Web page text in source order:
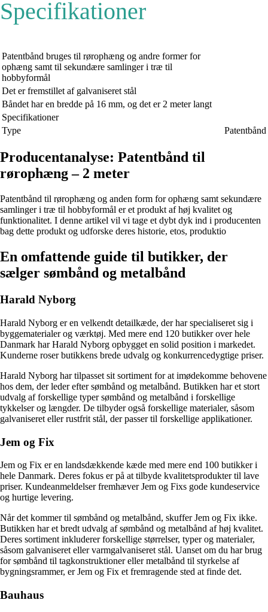
Specifikationer
Patentbånd bruges til rørophæng og andre former for
ophæng samt til sekundære samlinger i træ til
hobbyformål
Det er fremstillet af galvaniseret stål
Båndet har en bredde på 16 mm, og det er 2 meter langt
Specifikationer
Type
Patentbånd
Producentanalyse: Patentbånd til
rørophæng – 2 meter
Patentbånd til rørophæng og anden form for ophæng samt sekundære
samlinger i træ til hobbyformål er et produkt af høj kvalitet og
funktionalitet. I denne artikel vil vi tage et dybt dyk ind i producenten
bag dette produkt og udforske deres historie, etos, produktio
En omfattende guide til butikker, der
sælger sømbånd og metalbånd
Harald Nyborg
Harald Nyborg er en velkendt detailkæde, der har specialiseret sig i
byggematerialer og værktøj. Med mere end 120 butikker over hele
Danmark har Harald Nyborg opbygget en solid position i markedet.
Kunderne roser butikkens brede udvalg og konkurrencedygtige priser.
Harald Nyborg har tilpasset sit sortiment for at imødekomme behovene
hos dem, der leder efter sømbånd og metalbånd. Butikken har et stort
udvalg af forskellige typer sømbånd og metalbånd i forskellige
tykkelser og længder. De tilbyder også forskellige materialer, såsom
galvaniseret eller rustfrit stål, der passer til forskellige applikationer.
Jem og Fix
Jem og Fix er en landsdækkende kæde med mere end 100 butikker i
hele Danmark. Deres fokus er på at tilbyde kvalitetsprodukter til lave
priser. Kundeanmeldelser fremhæver Jem og Fixs gode kundeservice
og hurtige levering.
Når det kommer til sømbånd og metalbånd, skuffer Jem og Fix ikke.
Butikken har et bredt udvalg af sømbånd og metalbånd af høj kvalitet.
Deres sortiment inkluderer forskellige størrelser, typer og materialer,
såsom galvaniseret eller varmgalvaniseret stål. Uanset om du har brug
for sømbånd til tagkonstruktioner eller metalbånd til styrkelse af
bygningsrammer, er Jem og Fix et fremragende sted at finde det.
Bauhaus